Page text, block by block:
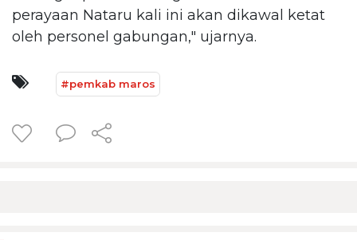
perayaan Nataru kali ini akan dikawal ketat
oleh personel gabungan," ujarnya.
#pemkab maros